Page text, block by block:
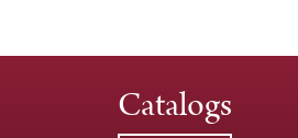
Catalogs